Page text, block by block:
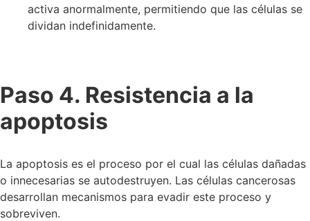
activa anormalmente, permitiendo que las células se
dividan indefinidamente.
Paso 4. Resistencia a la
apoptosis
La apoptosis es el proceso por el cual las células dañadas
o innecesarias se autodestruyen. Las células cancerosas
desarrollan mecanismos para evadir este proceso y
sobreviven.